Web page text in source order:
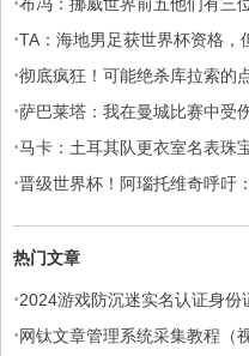
·TA：海地男足获世界杯资格，
赛
·彻底疯狂！可能绝杀库拉索的
·萨巴莱塔：我在曼城比赛中受
·马卡：土耳其队更衣室名表珠
·晋级世界杯！阿瑙托维奇呼吁
热门文章
·2024游戏防沉迷实名认证身
认证免费用)
·网钛文章管理系统采集教程（视